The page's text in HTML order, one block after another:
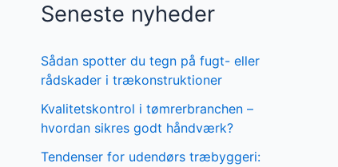
Seneste nyheder
Sådan spotter du tegn på fugt- eller
rådskader i trækonstruktioner
Kvalitetskontrol i tømrerbranchen –
hvordan sikres godt håndværk?
Tendenser for udendørs træbyggeri: